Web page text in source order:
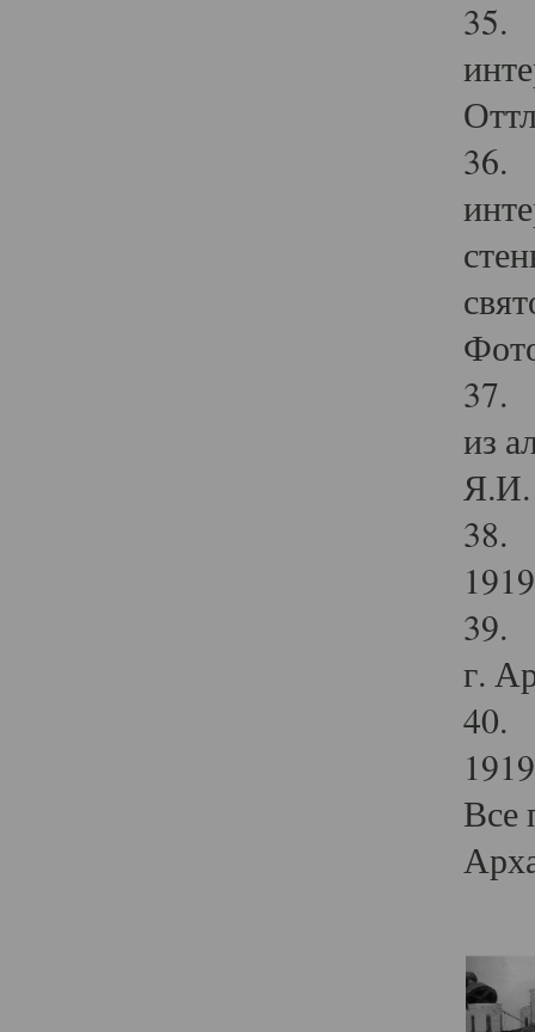
35.
36.
37.
из
Я.И.
38.
39.
г.
40.
Все